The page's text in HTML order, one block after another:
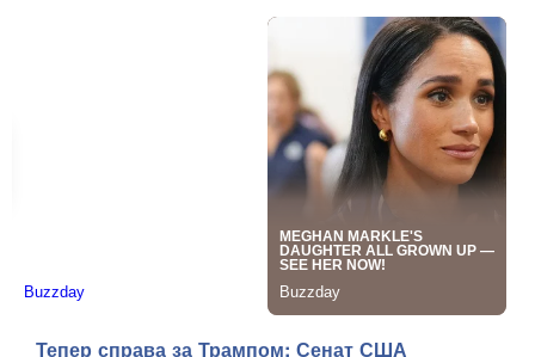
Тепер справа за Трампом: Сенат США